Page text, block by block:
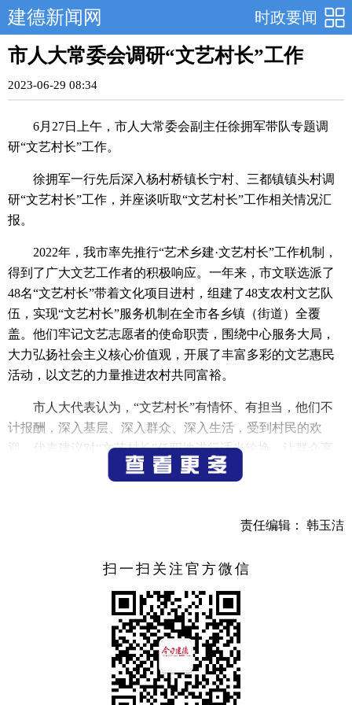
时政要闻
建德新闻网
市人大常委会调研“文艺村长”工作
2023-06-29 08:34
6月27日上午，市人大常委会副主任徐拥军带队专题调
研“文艺村长”工作。
徐拥军一行先后深入杨村桥镇长宁村、三都镇镇头村调
研“文艺村长”工作，并座谈听取“文艺村长”工作相关情况汇
报。
2022年，我市率先推行“艺术乡建·文艺村长”工作机制，
得到了广大文艺工作者的积极响应。一年来，市文联选派了
48名“文艺村长”带着文化项目进村，组建了48支农村文艺队
伍，实现“文艺村长”服务机制在全市各乡镇（街道）全覆
盖。他们牢记文艺志愿者的使命职责，围绕中心服务大局，
大力弘扬社会主义核心价值观，开展了丰富多彩的文艺惠民
活动，以文艺的力量推进农村共同富裕。
市人大代表认为，“文艺村长”有情怀、有担当，他们不
计报酬，深入基层、深入群众、深入生活，受到村民的欢
迎。代表建议对“文艺村长”任职地进行适当轮换，让群众享
认可，体现在资金多方筹措、人才多方举荐、文艺类别丰
地域特点，挖掘当地的特色文化，扩大文化项目范围，把农
长”在带动乡村振兴、实现共同富裕中发挥示范引领作用。
责任编辑： 韩玉洁
扫一扫关注官方微信